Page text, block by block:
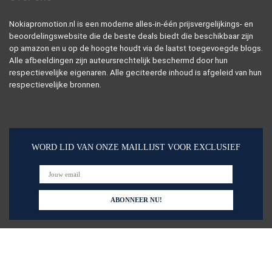
Nokiapromotion.nl is een moderne alles-in-één prijsvergelijkings- en
beoordelingswebsite die de beste deals biedt die beschikbaar zijn
op amazon en u op de hoogte houdt via de laatst toegevoegde blogs.
Alle afbeeldingen zijn auteursrechtelijk beschermd door hun
respectievelijke eigenaren. Alle geciteerde inhoud is afgeleid van hun
respectievelijke bronnen.
WORD LID VAN ONZE MAILLIJST VOOR EXCLUSIEF